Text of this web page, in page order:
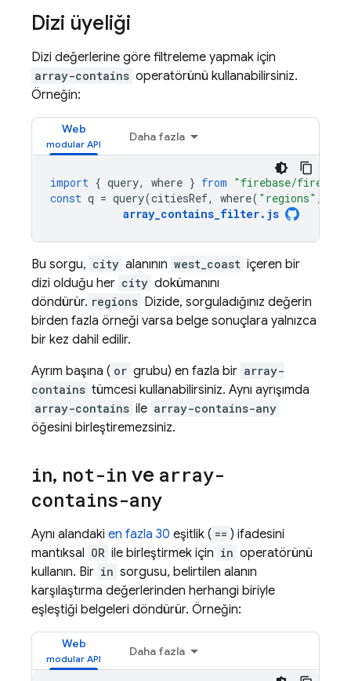
Dizi üyeliği
Dizi değerlerine göre filtreleme yapmak için
array-contains operatörünü kullanabilirsiniz.
Örneğin:
Web
Daha fazla
import { query, where } from "firebase/
const q = query(citiesRef, where( "regions" ,
array_contains_filter. js
Bu sorgu, city alanının west_coast içeren bir
dizi olduğu her city dokümanını
döndürür. regions Dizide, sorguladığınız değerin
birden fazla örneği varsa belge sonuçlara yalnızca
bir kez dahil edilir.
Ayrım başına ( or grubu) en fazla bir array-
contains tümcesi kullanabilirsiniz. Aynı ayrışımda
array-contains ile array-contains-any
öğesini birleştiremezsiniz.
in, not-in ve array-
contains-any
Aynı alandaki en fazla 30 eşitlik ( == ) ifadesini
mantıksal OR ile birleştirmek için in operatörünü
kullanın. Bir in sorgusu, belirtilen alanın
karşılaştırma değerlerinden herhangi biriyle
eşleştiği belgeleri döndürür. Örneğin:
Web
Daha fazla